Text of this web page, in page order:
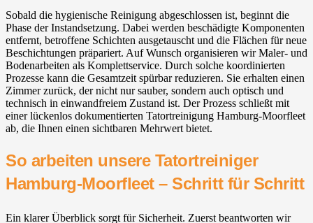
Sobald die hygienische Reinigung abgeschlossen ist, beginnt die
Phase der Instandsetzung. Dabei werden beschädigte Komponenten
entfernt, betroffene Schichten ausgetauscht und die Flächen für neue
Beschichtungen präpariert. Auf Wunsch organisieren wir Maler- und
Bodenarbeiten als Komplettservice. Durch solche koordinierten
Prozesse kann die Gesamtzeit spürbar reduzieren. Sie erhalten einen
Zimmer zurück, der nicht nur sauber, sondern auch optisch und
technisch in einwandfreiem Zustand ist. Der Prozess schließt mit
einer lückenlos dokumentierten Tatortreinigung Hamburg-Moorfleet
ab, die Ihnen einen sichtbaren Mehrwert bietet.
So arbeiten unsere Tatortreiniger
Hamburg-Moorfleet – Schritt für Schritt
Ein klarer Überblick sorgt für Sicherheit. Zuerst beantworten wir